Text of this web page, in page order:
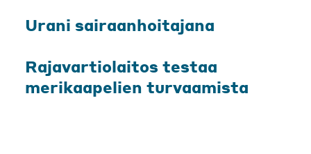
Urani sairaanhoitajana
Rajavartiolaitos testaa
merikaapelien turvaamista